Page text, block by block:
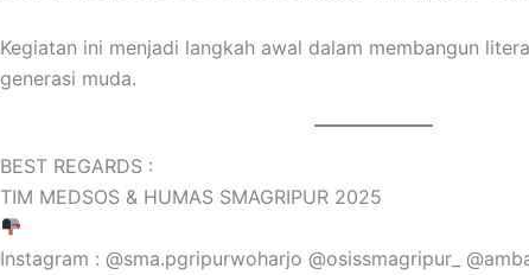
Kegiatan ini menjadi langkah awal dalam membangun
generasi muda.
BEST REGARDS :
TIM MEDSOS & HUMAS SMAGRIPUR 2025
Instagram : @sma.pgripurwoharjo @osissmagripur_